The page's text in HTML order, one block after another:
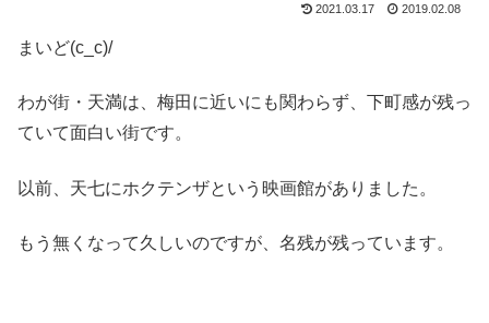
2021.03.17 2019.02.08
まいど(c_c)/
わが街・天満は、梅田に近いにも関わらず、下町感が残っ
ていて面白い街です。
以前、天七にホクテンザという映画館がありました。
もう無くなって久しいのですが、名残が残っています。